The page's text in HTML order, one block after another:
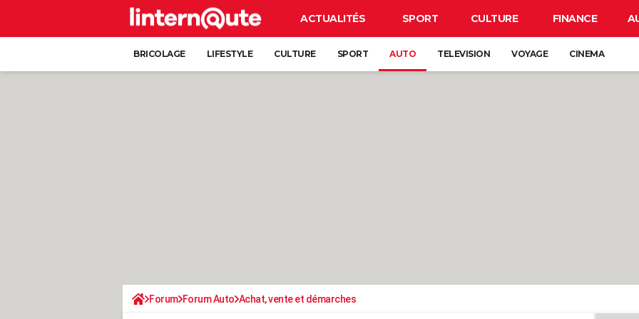
ACTUALITÉS SPORT CULTURE FINANCE
BRICOLAGE LIFESTYLE CULTURE SPORT AUTO TELEVISION VOYAGE CINEMA
Forum Forum Auto Achat, vente et démarches